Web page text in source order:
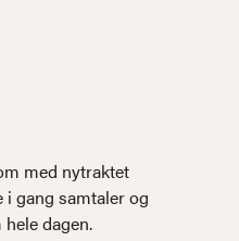
med nytraktet
i gang samtaler og
dagen.